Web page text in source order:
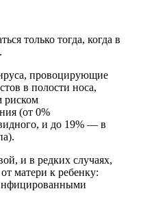
только тогда, когда в
провоцирующие
в полости носа,
риском
(от 0%
и до 19% — в
и в редких случаях,
матери к ребенку: